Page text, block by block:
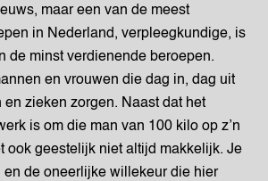
maar een van de meest
in Nederland, verpleegkundige, is
de minst verdienende beroepen.
en vrouwen die dag in, dag uit
en zieken zorgen. Naast dat het
is om die man van 100 kilo op z’n
ook geestelijk niet altijd makkelijk. Je
en de oneerlijke willekeur die hier